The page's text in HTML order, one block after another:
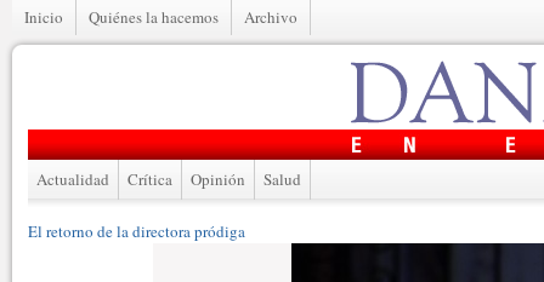
Inicio Quiénes la hacemos Archivo
Actualidad Crítica Opinión Salud
El retorno de la directora pródiga